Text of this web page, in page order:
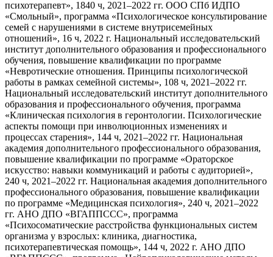
психотерапевт», 1840 ч, 2021–2022 гг. ООО СПб ИДПО
«Смольный», программа «Психологическое консультирование
семей с нарушениями в системе внутрисемейных
отношений», 16 ч, 2022 г. Национальный исследовательский
институт дополнительного образования и профессионального
обучения, повышение квалификации по программе
«Невротические отношения. Принципы психологической
работы в рамках семейной системы», 108 ч, 2021–2022 гг.
Национальный исследовательский институт дополнительного
образования и профессионального обучения, программа
«Клиническая психология в геронтологии. Психологические
аспекты помощи при инволюционных изменениях и
процессах старения», 144 ч, 2021–2022 гг. Национальная
академия дополнительного профессионального образования,
повышение квалификации по программе «Ораторское
искусство: навыки коммуникаций и работы с аудиторией»,
240 ч, 2021–2022 гг. Национальная академия дополнительного
профессионального образования, повышение квалификации
по программе «Медицинская психология», 240 ч, 2021–2022
гг. АНО ДПО «ВГАППССС», программа
«Психосоматические расстройства функциональных систем
организма у взрослых: клиника, диагностика,
психотерапевтическая помощь», 144 ч, 2022 г. АНО ДПО